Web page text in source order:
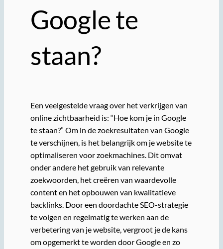
Google te
staan?
Een veelgestelde vraag over het verkrijgen van
online zichtbaarheid is: “Hoe kom je in Google
te staan?” Om in de zoekresultaten van Google
te verschijnen, is het belangrijk om je website te
optimaliseren voor zoekmachines. Dit omvat
onder andere het gebruik van relevante
zoekwoorden, het creëren van waardevolle
content en het opbouwen van kwalitatieve
backlinks. Door een doordachte SEO-strategie
te volgen en regelmatig te werken aan de
verbetering van je website, vergroot je de kans
om opgemerkt te worden door Google en zo